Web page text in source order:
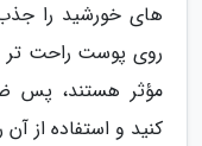
های خورشید را
روی پوست راحت
مؤثر هستند، پس
کنید و استفاده از